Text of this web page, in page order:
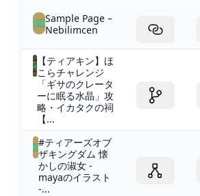
Sample Page –
Nebilimcen
【ティアキン】ほ
こらチャレンジ
「ギサのクレータ
ーに眠る水晶」攻
略・イカタクの祠
【...
#ティアーズオブ
ザキングダム 懐
かしの淑女 -
mayaのイラスト
-...